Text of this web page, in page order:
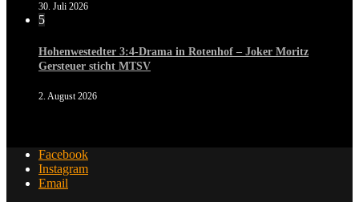
30. Juli 2026
5
Hohenwestedter 3:4-Drama in Rotenhof – Joker Moritz
Gersteuer sticht MTSV
2. August 2026
Facebook
Instagram
Email